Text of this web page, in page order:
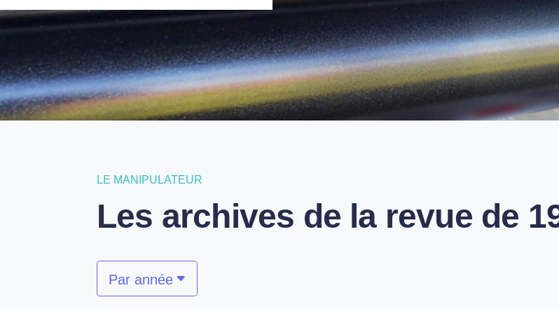
L'équipe de Rédaction
LE MANIPULATEUR
Les archives de la revue de
Par année